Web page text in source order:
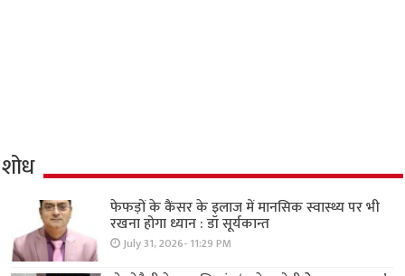
शोध
फेफड़ों के कैंसर के इलाज में मानसिक स्वास्थ्य पर भी
रखना होगा ध्यान : डॉ सूर्यकान्त
July 31, 2026- 11:29 PM